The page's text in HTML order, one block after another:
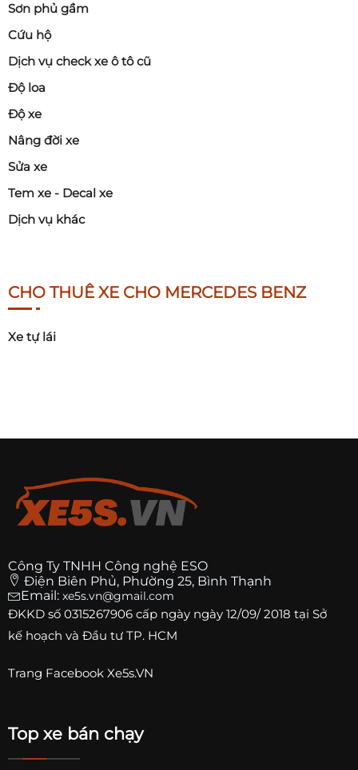
Sơn phủ gầm
Cứu hộ
Dịch vụ check xe ô tô cũ
Độ loa
Độ xe
Nâng đời xe
Sửa xe
Tem xe - Decal xe
Dịch vụ khác
CHO THUÊ XE CHO MERCEDES BENZ
Xe tự lái
Công Ty TNHH Công nghệ ESO
Điện Biên Phủ, Phường 25, Bình Thạnh
Email: xe5s.vn@gmail.com
ĐKKD số 0315267906 cấp ngày ngày 12/09/ 2018 tại Sở
kế hoạch và Đầu tư TP. HCM
Trang Facebook Xe5s.VN
Top xe bán chạy